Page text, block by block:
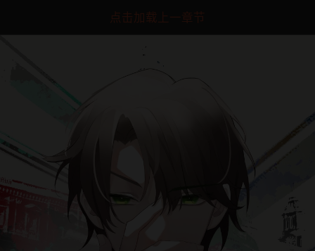
点击加载上一章节